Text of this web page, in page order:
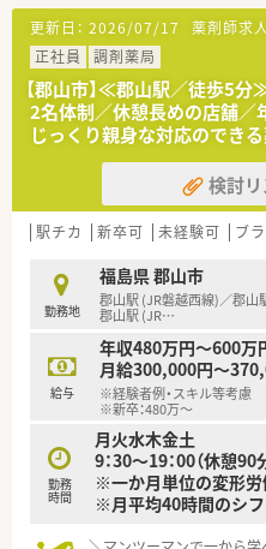
≪注目！お仕事内容≫
■調剤・監査・服薬指導の基
も学べます。エリアで在宅
して店舗負担も軽減しなが
■全体研修、中途社員研修
ており、その他福利厚生も
調剤薬局未経験の方も安心
■幅広い経験を積みたい・
る方などにもおすすめのチ
【長く働ける環境】
境を整えております。シフ
バランスを見て、無理の
おります。
お互い様の風土が根付け
と高水準です。
また、育児休暇取得率は
立が図れる環境です。
＼＼＼企業について／／／
福島県郡山市に本社をおき
いる薬局です。
地域に根ざした店舗展開を
更新日： 2026/07/17 薬剤師求
正社員
調剤薬局
【郡山市】≪郡山駅／徒歩5
2名体制／休憩長めの店舗／
じっくり親身な対応のでき
検討
駅チカ 新卒可 未経験可 ブ
勤務地
福島県 郡山市
郡山駅 (JR磐越西線)／郡山
郡山駅 (JR…
給与
年収480万円～600万
月給300,000円～
※経験者例・スキル等考慮
※新卒：480万～
勤務
時間
月火水木金土
9：30～19：00（休憩90
※一か月単位の変形労
※月平均40時間のシ